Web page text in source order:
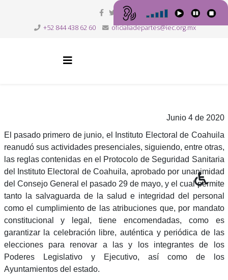
+52 844 438 62 60 oficialiadepartes@iec.org.mx
Junio 4 de 2020
El pasado primero de junio, el Instituto Electoral de Coahuila
reanudó sus actividades presenciales, siguiendo, entre otras,
las reglas contenidas en el Protocolo de Seguridad Sanitaria
del Instituto Electoral de Coahuila, aprobado por unanimidad
del Consejo General el pasado 29 de mayo, y el cual permite
tanto la salvaguarda de la salud e integridad del personal
como el cumplimiento de las atribuciones que, por mandato
constitucional y legal, tiene encomendadas, como es
garantizar la celebración libre, auténtica y periódica de las
elecciones para renovar a las y los integrantes de los
Poderes Legislativo y Ejecutivo, así como de los
Ayuntamientos del estado.